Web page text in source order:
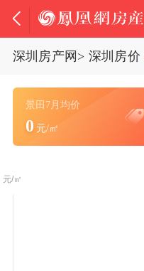
深圳房产网 > 深圳房价
景田7月均价
0 元/㎡